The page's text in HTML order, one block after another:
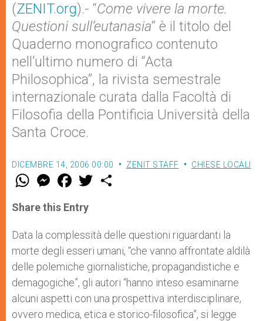
(ZENIT.org).- “Come vivere la morte.
Questioni sull’eutanasia” è il titolo del
Quaderno monografico contenuto
nell’ultimo numero di “Acta
Philosophica”, la rivista semestrale
internazionale curata dalla Facoltà di
Filosofia della Pontificia Università della
Santa Croce.
DICEMBRE 14, 2006 00:00 ZENIT STAFF CHIESE LOCALI
W
t
s
p
p
M
e
s
e
g
e
r
F
a
e
b
o
k
w
r
Share this Entry
Data la complessità delle questioni riguardanti la
morte degli esseri umani, “che vanno affrontate aldilà
delle polemiche giornalistiche, propagandistiche e
demagogiche”, gli autori “hanno inteso esaminarne
alcuni aspetti con una prospettiva interdisciplinare,
ovvero medica, etica e storico-filosofica”, si legge